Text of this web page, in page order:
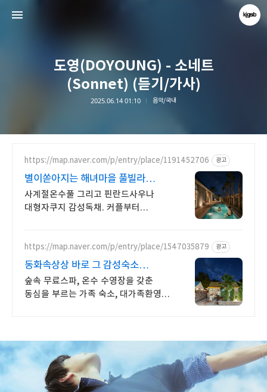
도영(DOYOUNG) - 소네트
(Sonnet) (듣기/가사)
2025.06.14 01:10 음악/국내
https://map.naver.com/p/entry/place/1191452706 광고
별이쏟아지는 해녀마을 풀빌라
르세라핌도 다녀간 감성풀빌라
사계절온수풀 그리고 핀란드사우나
대형자쿠지 감성독채. 커플부터
돌담길 속에서느끼는 온전한휴식
https://map.naver.com/p/entry/place/1547035879 광고
동화속상상 바로 그 감성숙소
제주서쪽 오설록근처 완벽독채
숲속 무료스파, 온수 수영장을 갖춘
동심을 부르는 가족 숙소, 대가족환영,
kjgsb